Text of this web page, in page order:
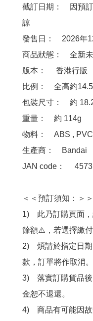
截訂日期：　因預
諒
發售日：　2026年
商品狀態：　全新
版本：　 香港行版
比例：　全高約
包裝尺寸：　約
重量：　約 114g
物料：　ABS , PVC
生產商：　Bandai
JAN code：　
＜＜預訂須知：＞＞
1)　此乃訂購頁面
餘額⚠️，若選擇繳付
2)　煩請於指定日
款，訂單將作取消。
3)　落實訂購貨品
金恕不退還。
4)　商品有可能因